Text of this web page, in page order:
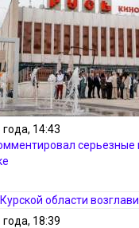
года, 14:43
серьезные
года, 18:39